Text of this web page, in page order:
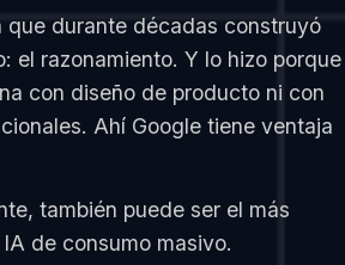
durante décadas construyó
razonamiento. Y lo hizo porque
con diseño de producto ni con
Ahí Google tiene ventaja
también puede ser el más
de consumo masivo.